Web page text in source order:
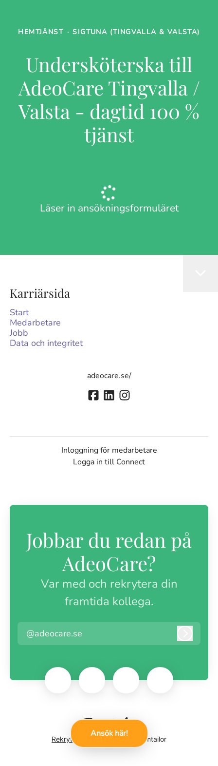
Ansök här!
HEMTJÄNST · SIGTUNA (TINGVALLA & VALSTA)
Undersköterska till
AdeoCare Tingvalla /
Valsta - dagtid 100 %
tjänst
Läser in ansökningsformuläret
Karriärsida
Start
Medarbetare
Jobb
Data och integritet
adeocare.se/
Inloggning för medarbetare
Logga in till Connect
Jobbar du redan på
AdeoCare?
Var med och rekrytera din
framtida kollega.
@adeocare.se
Rekryteringsverktyg från Teamtailor